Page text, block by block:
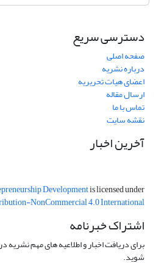
دسترسی سریع
صفحه اصلی
درباره نشریه
اعضای هیات تحریریه
ارسال مقاله
تماس با ما
نقشه سایت
آخرین اخبار
Developmentis licensed under
NonCommercial 4.0 International
اشتراک خبرنامه
برای دریافت اخبار و اطلاعیه های مهم
شوید.